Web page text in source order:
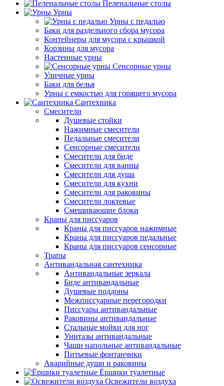
Пеленальные столы
Урны
Урны с педалью
Баки для раздельного сбора мусора
Контейнеры для мусора с крышкой
Корзины для мусора
Настенные урны
Сенсорные урны
Уличные урны
Баки для белья
Урны с емкостью для горящего мусора
Сантехника
Смесители
Душевые стойки
Нажимные смесители
Педальные смесители
Сенсорные смесители
Смесители для биде
Смесители для ванны
Смесители для душа
Смесители для кухни
Смесители для раковины
Смесители локтевые
Смешивающие блоки
Краны для писсуаров
Краны для писсуаров нажимные
Краны для писсуаров педальные
Краны для писсуаров сенсорные
Трапы
Антивандальная сантехника
Антивандальные зеркала
Биде антивандальные
Душевые поддоны
Межписсуарные перегородки
Писсуары антивандальные
Раковины антивандальные
Стальные мойки для ног
Унитазы антивандальные
Чаши напольные антивандальные
Питьевые фонтанчики
Аварийные души и раковины
Ёршики туалетные
Освежители воздуха